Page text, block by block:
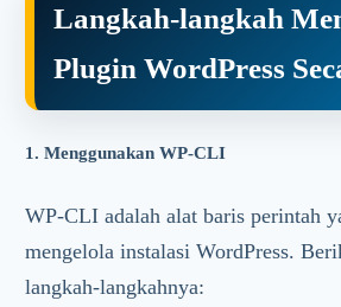
Langkah-langkah
Plugin WordPress
1. Menggunakan WP-CLI
WP-CLI adalah alat baris perintah
mengelola instalasi WordPress.
langkah-langkahnya: